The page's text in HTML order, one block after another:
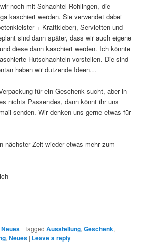
noch mit Schachtel-Rohlingen, die
kaschiert werden. Sie verwendet dabei
+ Kraftkleber), Servietten und
sind dann später, dass wir auch eigene
diese dann kaschiert werden. Ich könnte
Hutschachteln vorstellen. Die sind
haben wir dutzende Ideen…
für ein Geschenk sucht, aber in
nichts Passendes, dann könnt ihr uns
senden. Wir denken uns gerne etwas für
nächster Zeit wieder etwas mehr zum
Neues |Tagged Ausstellung,Geschenk,
,Neues | Leave a reply